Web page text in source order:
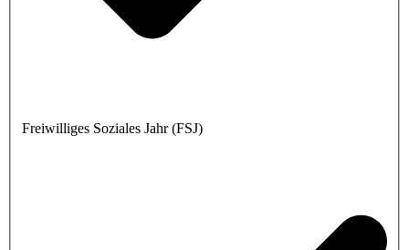
Freiwilliges Soziales Jahr (FSJ)